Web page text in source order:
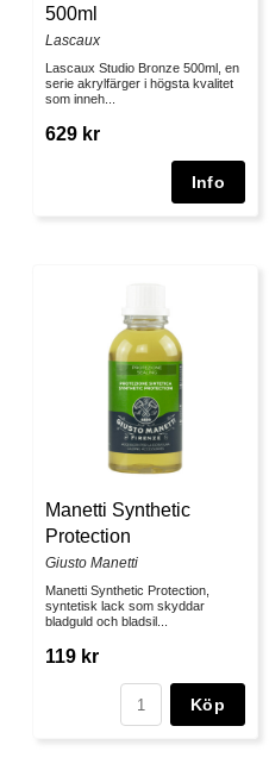
500ml
Lascaux
Lascaux Studio Bronze 500ml, en
serie akrylfärger i högsta kvalitet
som inneh...
629 kr
Manetti Synthetic
Protection
Giusto Manetti
Manetti Synthetic Protection,
syntetisk lack som skyddar
bladguld och bladsil...
119 kr
Köp